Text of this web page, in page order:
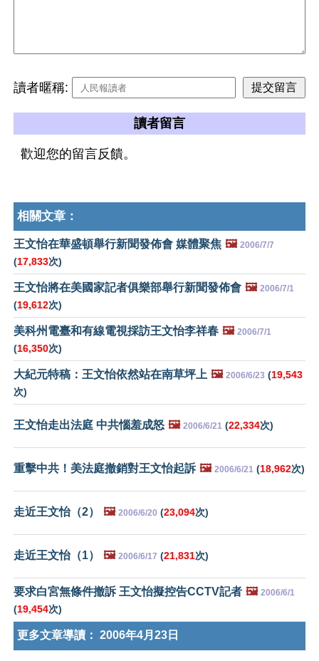
讀者暱稱:
讀者留言
歡迎您的留言反饋。
相關文章：
王文怡在華盛頓舉行新聞發佈會 媒體聚焦 🖼️ 2006/7/7
(17,833次)
王文怡將在美國家記者俱樂部舉行新聞發佈會 🖼️ 2006/7/1
(19,612次)
美科州電臺和有線電視採訪王文怡李祥春 🖼️ 2006/7/1
(16,350次)
大紀元特稿：王文怡依然站在南草坪上 🖼️ 2006/6/23 (19,543
次)
王文怡走出法庭 中共惱羞成怒 🖼️ 2006/6/21 (22,334次)
重擊中共！美法庭撤銷對王文怡起訴 🖼️ 2006/6/21 (18,962次)
走近王文怡（2） 🖼️ 2006/6/20 (23,094次)
走近王文怡（1） 🖼️ 2006/6/17 (21,831次)
要求白宮無條件撤訴 王文怡擬控告CCTV記者 🖼️ 2006/6/1
(19,454次)
更多文章導讀： 2006年4月23日